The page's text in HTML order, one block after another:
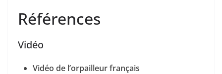
Références
Vidéo
Vidéo de l’orpailleur français